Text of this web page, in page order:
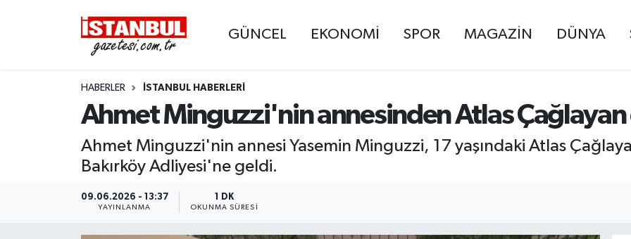
GÜNCEL EKONOMİ SPOR MAGAZİN DÜNYA
HABERLER İSTANBUL HABERLERI
Ahmet Minguzzi'nin annesinden Atlas Çağlayan
Ahmet Minguzzi'nin annesi Yasemin Minguzzi, 17 yaşındaki Atlas
Bakırköy Adliyesi'ne geldi.
09.06.2026 - 13:37
YAYINLANMA
1 DK
OKUNMA SÜRESI
EKONOMİ
İSTANBUL
MAGAZİN
Nöbetçi Eczaneler
Hava Durumu
Trafik Durumu
Süper Lig Puan Durumu ve Fikstür
Tüm Manşetler
Son Dakika Haberleri